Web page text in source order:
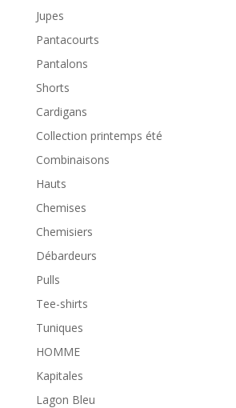
Jupes
Pantacourts
Pantalons
Shorts
Cardigans
Collection printemps été
Combinaisons
Hauts
Chemises
Chemisiers
Débardeurs
Pulls
Tee-shirts
Tuniques
HOMME
Kapitales
Lagon Bleu